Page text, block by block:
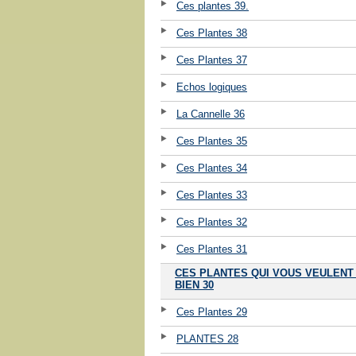
Ces plantes 39.
Ces Plantes 38
Ces Plantes 37
Echos logiques
La Cannelle 36
Ces Plantes 35
Ces Plantes 34
Ces Plantes 33
Ces Plantes 32
Ces Plantes 31
CES PLANTES QUI VOUS
BIEN 30
Ces Plantes 29
PLANTES 28